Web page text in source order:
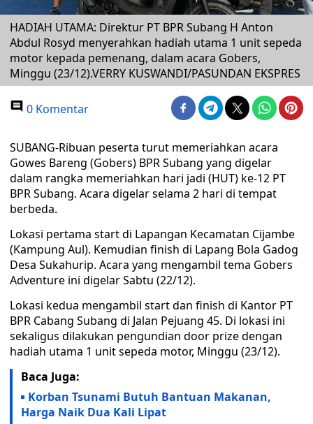
HADIAH UTAMA: Direktur PT BPR Subang H Anton
Abdul Rosyd menyerahkan hadiah utama 1 unit sepeda
motor kepada pemenang, dalam acara Gobers,
Minggu (23/12).VERRY KUSWANDI/PASUNDAN EKSPRES
0 Komentar
SUBANG-Ribuan peserta turut memeriahkan acara
Gowes Bareng (Gobers) BPR Subang yang digelar
dalam rangka memeriahkan hari jadi (HUT) ke-12 PT
BPR Subang. Acara digelar selama 2 hari di tempat
berbeda.
Lokasi pertama start di Lapangan Kecamatan Cijambe
(Kampung Aul). Kemudian finish di Lapang Bola Gadog
Desa Sukahurip. Acara yang mengambil tema Gobers
Adventure ini digelar Sabtu (22/12).
Lokasi kedua mengambil start dan finish di Kantor PT
BPR Cabang Subang di Jalan Pejuang 45. Di lokasi ini
sekaligus dilakukan pengundian door prize dengan
hadiah utama 1 unit sepeda motor, Minggu (23/12).
Baca Juga:
Korban Tsunami Butuh Bantuan Makanan,
Harga Naik Dua Kali Lipat